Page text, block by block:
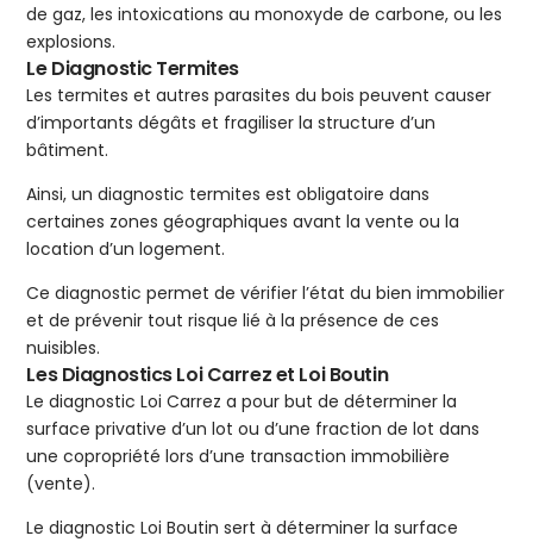
de gaz, les intoxications au monoxyde de carbone, ou les
explosions.
Le Diagnostic Termites
Les termites et autres parasites du bois peuvent causer
d’importants dégâts et fragiliser la structure d’un
bâtiment.
Ainsi, un diagnostic termites est obligatoire dans
certaines zones géographiques avant la vente ou la
location d’un logement.
Ce diagnostic permet de vérifier l’état du bien immobilier
et de prévenir tout risque lié à la présence de ces
nuisibles.
Les Diagnostics Loi Carrez et Loi Boutin
Le diagnostic Loi Carrez a pour but de déterminer la
surface privative d’un lot ou d’une fraction de lot dans
une copropriété lors d’une transaction immobilière
(vente).
Le diagnostic Loi Boutin sert à déterminer la surface